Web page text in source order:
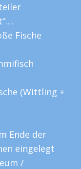
Fische
(Wittling +
Ende der
eingelegt
/